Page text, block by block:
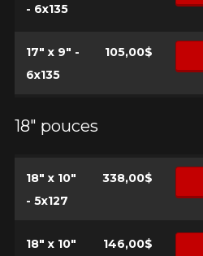
- 6x135
17" x 9" -
6x135
105,00$
18" pouces
18" x 10"
- 5x127
338,00$
18" x 10"
146,00$